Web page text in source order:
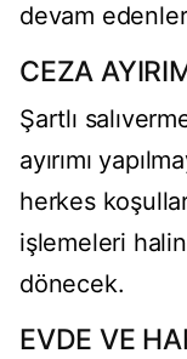
devam
CEZA
Şartlı
ayırımı
herkes
işlemeleri
dönecek.
EVDE VE